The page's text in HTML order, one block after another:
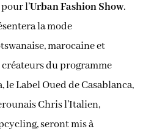
l’Urban Fashion Show.
la mode
marocaine et
créateurs du programme
le Label Oued de Casablanca,
Chris l’Italien,
seront mis à